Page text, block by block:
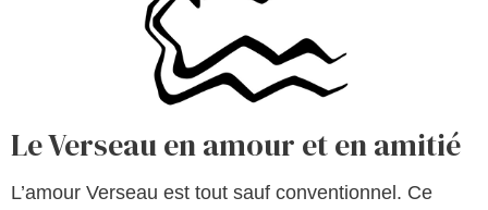
Le Verseau en amour et en amitié
L’amour Verseau est tout sauf conventionnel. Ce